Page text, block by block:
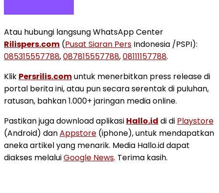
Atau hubungi langsung WhatsApp Center
Rilispers.com (Pusat Siaran Pers Indonesia /PSPI):
085315557788,087815557788,08111157788.
Klik Persrilis.comuntuk menerbitkan press release di
portal berita ini, atau pun secara serentak di puluhan,
ratusan, bahkan 1.000+ jaringan media online.
Pastikan juga download aplikasi Hallo.id di di Playstore
(Android) danAppstore (iphone), untuk mendapatkan
aneka artikel yang menarik. Media Hallo.id dapat
diakses melaluiGoogle News. Terima kasih.